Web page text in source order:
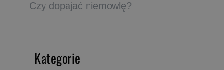
Czy dopajać niemowlę?
Kategorie